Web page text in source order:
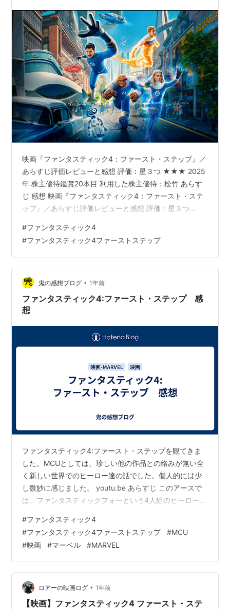
映画『ファンタスティック4：ファースト・ステップ』／
あらすじ評価レビューと感想 評価：星３つ ★★★ 2025
年 株主優待鑑賞20本目 利用した株主優待：松竹 あらす
じ 感想 映画『ファンタスティック4：ファースト・ステ
ップ』／あらすじ評価レビューと感想 評価：星３つ
松竹 あらすじ マーベル史上最長の歴史を持つスーパーヒ
ーローチーム「ファンタスティック・フォー」最新作の
メガホンを取るのは『クロニクル』で話題を集めたジョ
シュ・トランク。 近未来を舞台にかつての友から地球を
守るためのヒーローたちの新たな戦いが始まる。 宇宙ミ
ッション中の…
#ファンタスティック4
#ファンタスティック4ファーストステップ
鬼の感想ブログ • 1年前
ファンタスティック4:ファースト・ステップ 感
想
ファンタスティック4:ファースト・ステップを観てきま
した。MCUとしては、珍しい他の作品との絡みが無い全
く新しい世界でのヒーロー達の話でした。個人的には少
し微妙に感じました。 youtu.be あらすじ このアースで
は、ファンタスティックフォーという4人組のヒーローが
現れ。 ネタバレ少なめの感想 新しいヒーローが登場する
作品。だけど、最初の方で、番組風にヒーロー紹介が簡
単に終わり、誕生経緯も早く終わる。そして、もうすで
にヒーローとして活動しており、世間に知れ渡ってる状
態である。そこから進んでいくのだが、正直キャラの掘
り下げが個人的に足りなく感じ…
#ファンタスティック4
#ファンタスティック4ファーストステップ #MCU
#映画 #マーベル #MARVEL
ロアーの映画ログ • 1年前
【映画】ファンタスティック4 ファースト・ステ